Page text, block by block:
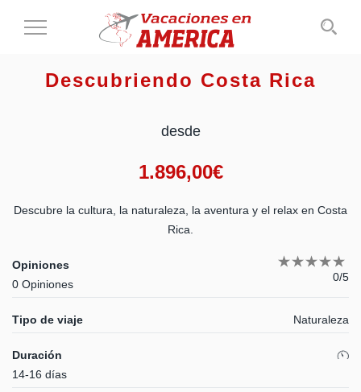
Cambiar
deDescubriendo Costa Rica
desde
1.896,00€
Descubre la cultura, la naturaleza, la aventura y el relax en Costa
Rica.
Opiniones
0 Opiniones
0/5
Tipo de viaje Naturaleza
Duración
14-16 días